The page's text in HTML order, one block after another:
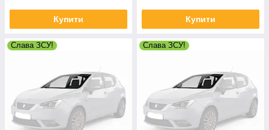
Купити Купити
Слава ЗСУ! Слава ЗСУ!